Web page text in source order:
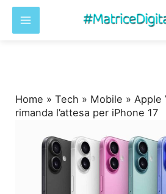
Home »Tech » Mobile »Apple
rimanda l’attesa per iPhone 17